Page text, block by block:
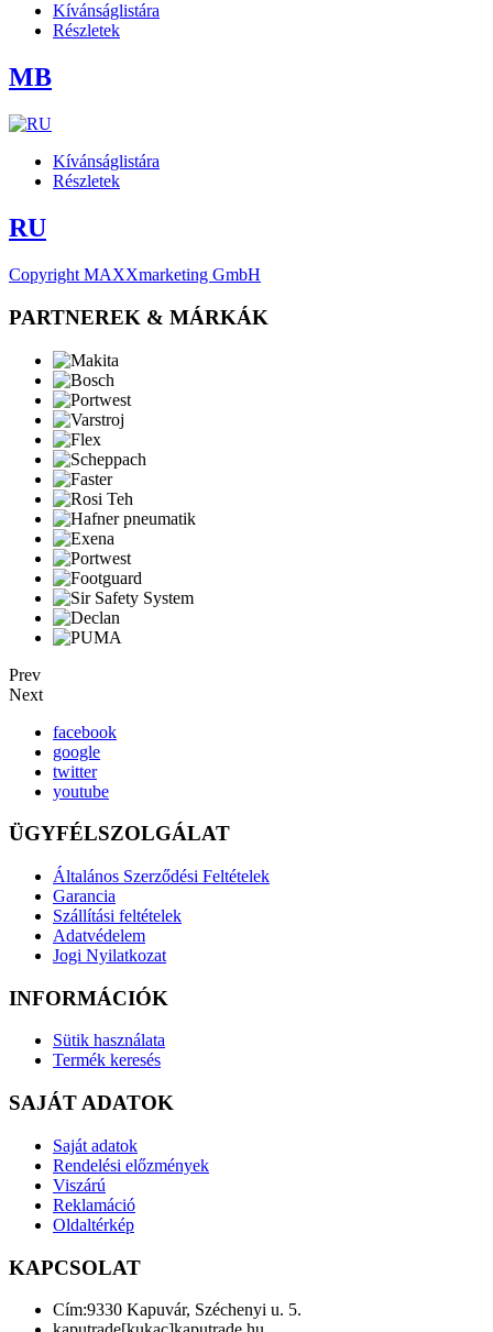
Kívánságlistára
Részletek
MB
Kívánságlistára
Részletek
RU
Copyright MAXXmarketing GmbH
PARTNEREK & MÁRKÁK
Prev
Next
facebook
google
twitter
youtube
ÜGYFÉLSZOLGÁLAT
Általános Szerződési Feltételek
Garancia
Szállítási feltételek
Adatvédelem
Jogi Nyilatkozat
INFORMÁCIÓK
Sütik használata
Termék keresés
SAJÁT ADATOK
Saját adatok
Rendelési előzmények
Viszárú
Reklamáció
Oldaltérkép
KAPCSOLAT
Cím:9330 Kapuvár, Széchenyi u. 5.